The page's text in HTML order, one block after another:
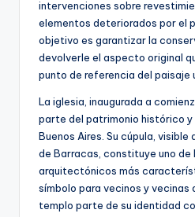
intervenciones sobre
elementos deteriorados por el
objetivo es garantizar la
devolverle el aspecto original
punto de referencia del paisaje
La iglesia, inaugurada a
parte del patrimonio histórico y
Buenos Aires. Su cúpula,
de Barracas, constituye uno de
arquitectónicos más
símbolo para vecinos y vecinas
templo parte de su identidad